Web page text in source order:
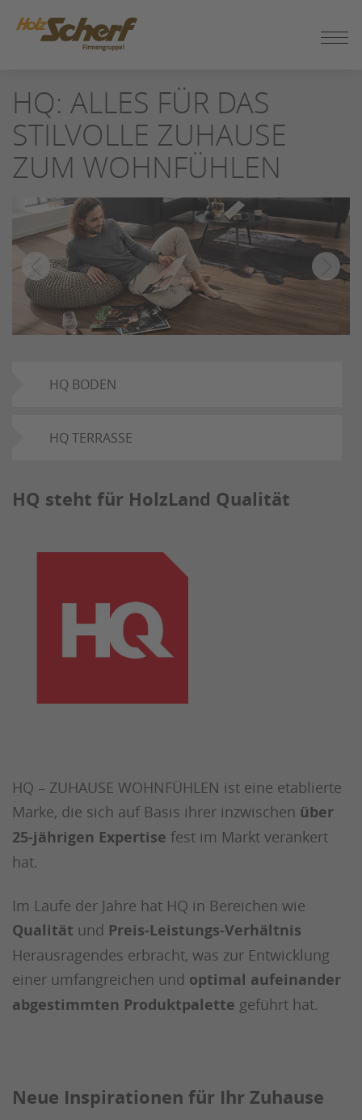
SEITENINHALT
SPRINGEN
HQ: ALLES FÜR DAS
STILVOLLE ZUHAUSE
ZUM WOHNFÜHLEN
HQ BODEN
HQ TERRASSE
HQ steht für HolzLand Qualität
HQ – ZUHAUSE WOHNFÜHLEN ist eine etablierte
Marke, die sich auf Basis ihrer inzwischen über
25-jährigen Expertise fest im Markt verankert
hat.
Im Laufe der Jahre hat HQ in Bereichen wie
Qualität und Preis-Leistungs-Verhältnis
Herausragendes erbracht, was zur Entwicklung
einer umfangreichen und optimal aufeinander
abgestimmten Produktpalette geführt hat.
Neue Inspirationen für Ihr Zuhause